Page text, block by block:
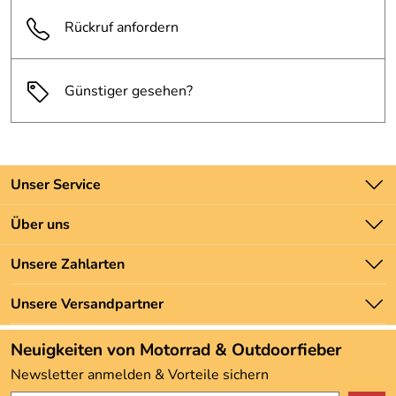
Rückruf anfordern
Günstiger gesehen?
Unser Service
Kontakt
Batteriegesetz
Newsletter
Zahlung und Versand
Über uns
Unsere Bestseller
Marken
Neu
Angebote
Kundenbewertungen (3.493)
4,9/5*****
Unsere Zahlarten
Unsere Versandpartner
Neuigkeiten von Motorrad & Outdoorfieber
Newsletter anmelden & Vorteile sichern